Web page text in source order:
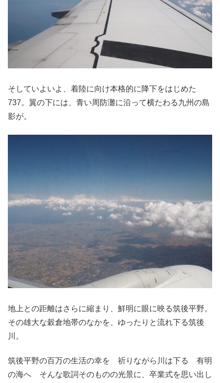
そしていよいよ、着陸に向け本格的に降下をはじめた
737。翼の下には、青い周防灘に沿って横たわる九州の島
影が。
地上との距離はさらに縮まり、鮮明に眼に映る筑後平野。
その雄大な穀倉地帯のなかを、ゆったりと流れ下る筑後
川。
筑後平野の百万の生活の幸を 祈りながら川は下る 有明
の海へ そんな歌詞そのものの光景に、卒業式を思い出し